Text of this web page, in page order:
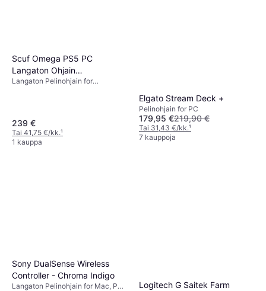
Scuf Omega PS5 PC
Langaton Ohjain
Teräksenharmaa
Langaton Pelinohjain for
239 €
Tai 41,75 €/kk.¹
1 kauppa
Elgato Stream Deck +
Pelinohjain for PC
179,95 €219,90 €
Tai 31,43 €/kk.¹
7 kauppoja
Sony DualSense Wireless
Controller - Chroma Indigo
Langaton Pelinohjain for Mac, PC,
Logitech G Saitek Farm